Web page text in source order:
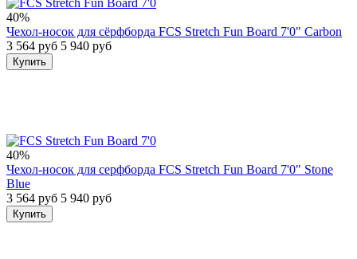
40%
Чехол-носок для сёрфборда FCS Stretch Fun Board 7'0" Carbon
3 564 руб 5 940 руб
Купить
40%
Чехол-носок для серфборда FCS Stretch Fun Board 7'0" Stone
Blue
3 564 руб 5 940 руб
Купить